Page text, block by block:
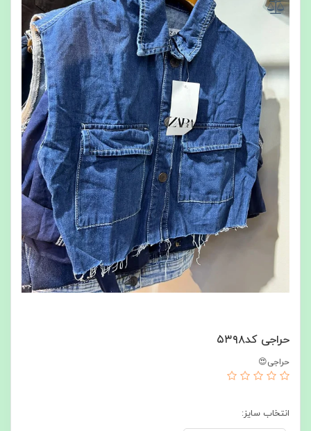
حراجی کد۵۳۹۸
حراجی😍
انتخاب سایز: